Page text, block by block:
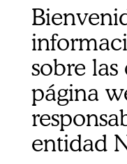
100UD
sobre
página
entidad